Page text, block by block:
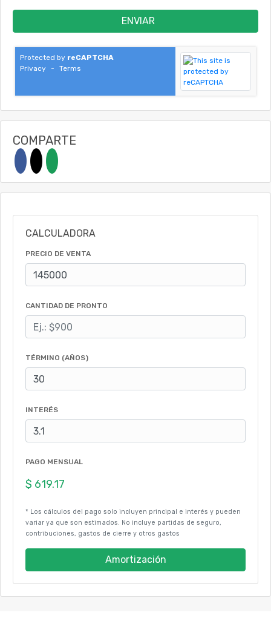
ENVIAR
Protected by reCAPTCHA
Privacy
- Terms
COMPARTE
CALCULADORA
PRECIO DE VENTA
CANTIDAD DE PRONTO
TÉRMINO (AÑOS)
INTERÉS
PAGO MENSUAL
* Los cálculos del pago solo incluyen principal e interés y pueden
variar ya que son estimados. No incluye partidas de seguro,
contribuciones, gastos de cierre y otros gastos
Amortización